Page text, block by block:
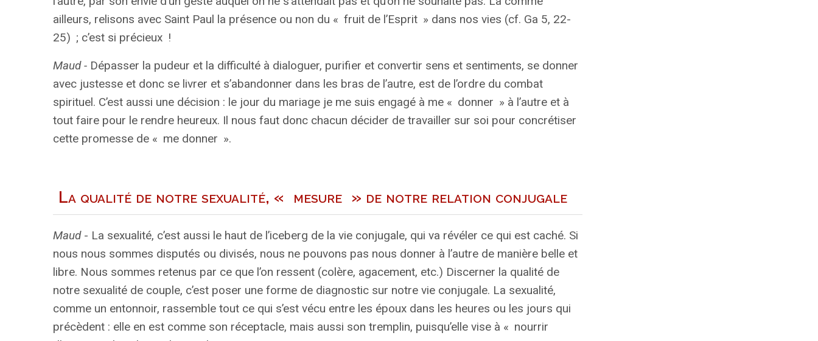
ailleurs, relisons avec Saint Paul la présence ou non du « fruit de l’Esprit » dans nos vies (cf. Ga 5, 22-
25) ; c’est si précieux !
Maud -Dépasser la pudeur et la difficulté à dialoguer, purifier et convertir sens et sentiments, se donner
avec justesse et donc se livrer et s’abandonner dans les bras de l’autre, est de l’ordre du combat
spirituel. C’est aussi une décision : le jour du mariage je me suis engagé à me « donner » à l’autre et à
tout faire pour le rendre heureux. Il nous faut donc chacun décider de travailler sur soi pour concrétiser
cette promesse de « me donner ».
La qualité de notre sexualité, « mesure » de notre relation conjugale
Maud- La sexualité, c’est aussi le haut de l’iceberg de la vie conjugale, qui va révéler ce qui est caché. Si
nous nous sommes disputés ou divisés, nous ne pouvons pas nous donner à l’autre de manière belle et
libre. Nous sommes retenus par ce que l’on ressent (colère, agacement, etc.) Discerner la qualité de
notre sexualité de couple, c’est poser une forme de diagnostic sur notre vie conjugale. La sexualité,
comme un entonnoir, rassemble tout ce qui s’est vécu entre les époux dans les heures ou les jours qui
précèdent : elle en est comme son réceptacle, mais aussi son tremplin, puisqu’elle vise à « nourrir